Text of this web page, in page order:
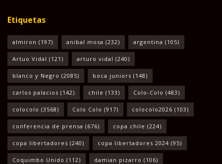
Etiquetas
almiron (197) anibal mosa (232) argentina (105)
Artuo Vidal (121) arturo vidal (240)
blanco y Negro (2085) boca juniors (148)
carlos palacios (142) chile (133) Colo-Colo (483)
colocolo (3568) Colo Colo (917) colocolo2026 (103)
conferencia de prensa (676) copa chile (224)
copa libertadores (240) copa libertadores 2024 (95)
Coquimbo Unido (112) damian pizarro (106)